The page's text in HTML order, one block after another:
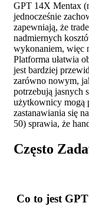
GPT 14X Mentax
jednocześnie
zapewniają, że
nadmiernych
wykonaniem, więc
Platforma ułatwia
jest bardziej
zarówno nowym,
potrzebują jasnych
użytkownicy mogą
zastanawiania się
50) sprawia, że
Często
Co to jest